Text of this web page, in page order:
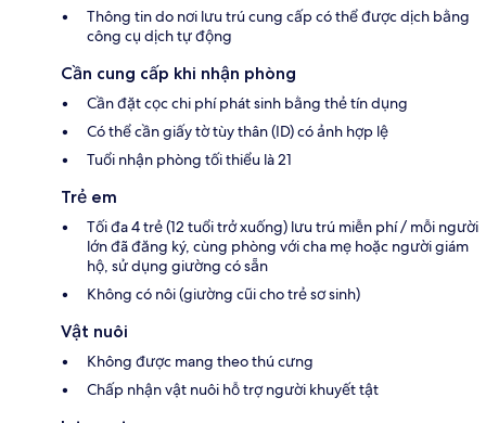
Thông tin do nơi lưu trú cung cấp có thể được dịch bằng
công cụ dịch tự động
Cần cung cấp khi nhận phòng
Cần đặt cọc chi phí phát sinh bằng thẻ tín dụng
Có thể cần giấy tờ tùy thân (ID) có ảnh hợp lệ
Tuổi nhận phòng tối thiểu là 21
Trẻ em
Tối đa 4 trẻ (12 tuổi trở xuống) lưu trú miễn phí / mỗi người
lớn đã đăng ký, cùng phòng với cha mẹ hoặc người giám
hộ, sử dụng giường có sẵn
Không có nôi (giường cũi cho trẻ sơ sinh)
Vật nuôi
Không được mang theo thú cưng
Chấp nhận vật nuôi hỗ trợ người khuyết tật